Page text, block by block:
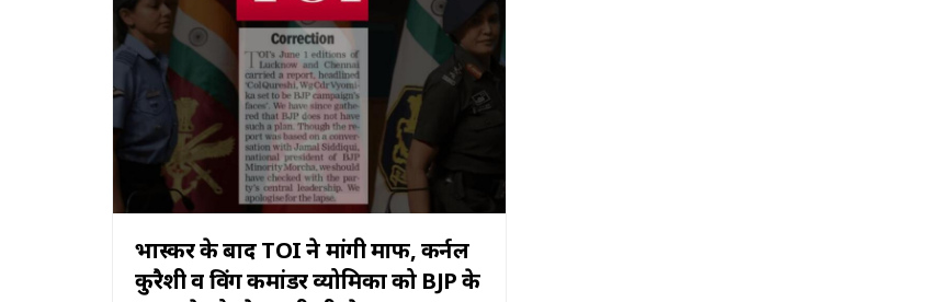
भास्कर के बाद TOI ने मांगी माफी, कर्नल
कुरैशी व विंग कमांडर व्योमिका को BJP के